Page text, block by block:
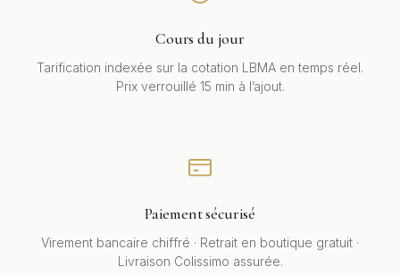
Cours du jour
Tarification indexée sur la cotation LBMA en temps réel.
Prix verrouillé 15 min à l’ajout.
Paiement sécurisé
Virement bancaire chiffré · Retrait en boutique gratuit ·
Livraison Colissimo assurée.